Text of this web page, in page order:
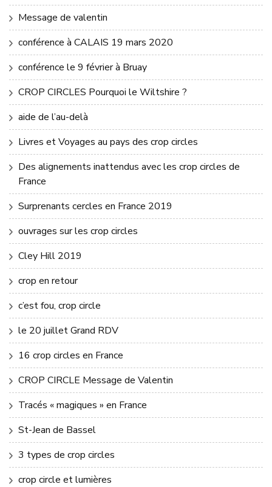
Message de valentin
conférence à CALAIS 19 mars 2020
conférence le 9 février à Bruay
CROP CIRCLES Pourquoi le Wiltshire ?
aide de l’au-delà
Livres et Voyages au pays des crop circles
Des alignements inattendus avec les crop circles de
France
Surprenants cercles en France 2019
ouvrages sur les crop circles
Cley Hill 2019
crop en retour
c’est fou, crop circle
le 20 juillet Grand RDV
16 crop circles en France
CROP CIRCLE Message de Valentin
Tracés « magiques » en France
St-Jean de Bassel
3 types de crop circles
crop circle et lumières